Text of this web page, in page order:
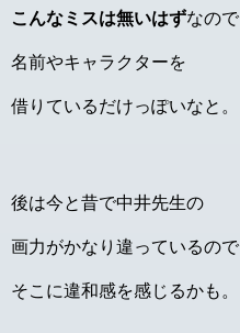
こんなミスは無いはずなので
名前やキャラクターを
借りているだけっぽいなと。
後は今と昔で中井先生の
画力がかなり違っているので
そこに違和感を感じるかも。